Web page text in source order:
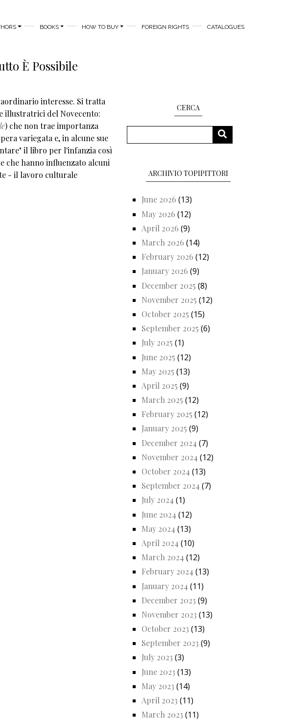
BOOKS HOW TO BUY FOREIGN RIGHTS CATALOGUES
È Possibile
interesse. Si tratta
illustratrici del Novecento:
) che non trae importanza
variegata e, in alcune sue
il libro per l'infanzia così
che hanno influenzato alcuni
- il lavoro culturale
CERCA
SEARCH
ARCHIVIO TOPIPITTORI
June 2026 (13)
May 2026 (12)
April 2026 (9)
March 2026 (14)
February 2026 (12)
January 2026 (9)
December 2025 (8)
November 2025 (12)
October 2025 (15)
September 2025 (6)
July 2025 (1)
June 2025 (12)
May 2025 (13)
April 2025 (9)
March 2025 (12)
February 2025 (12)
January 2025 (9)
December 2024 (7)
November 2024 (12)
October 2024 (13)
September 2024 (7)
July 2024 (1)
June 2024 (12)
May 2024 (13)
April 2024 (10)
March 2024 (12)
February 2024 (13)
January 2024 (11)
December 2023 (9)
November 2023 (13)
October 2023 (13)
September 2023 (9)
July 2023 (3)
June 2023 (13)
May 2023 (14)
April 2023 (11)
March 2023 (11)